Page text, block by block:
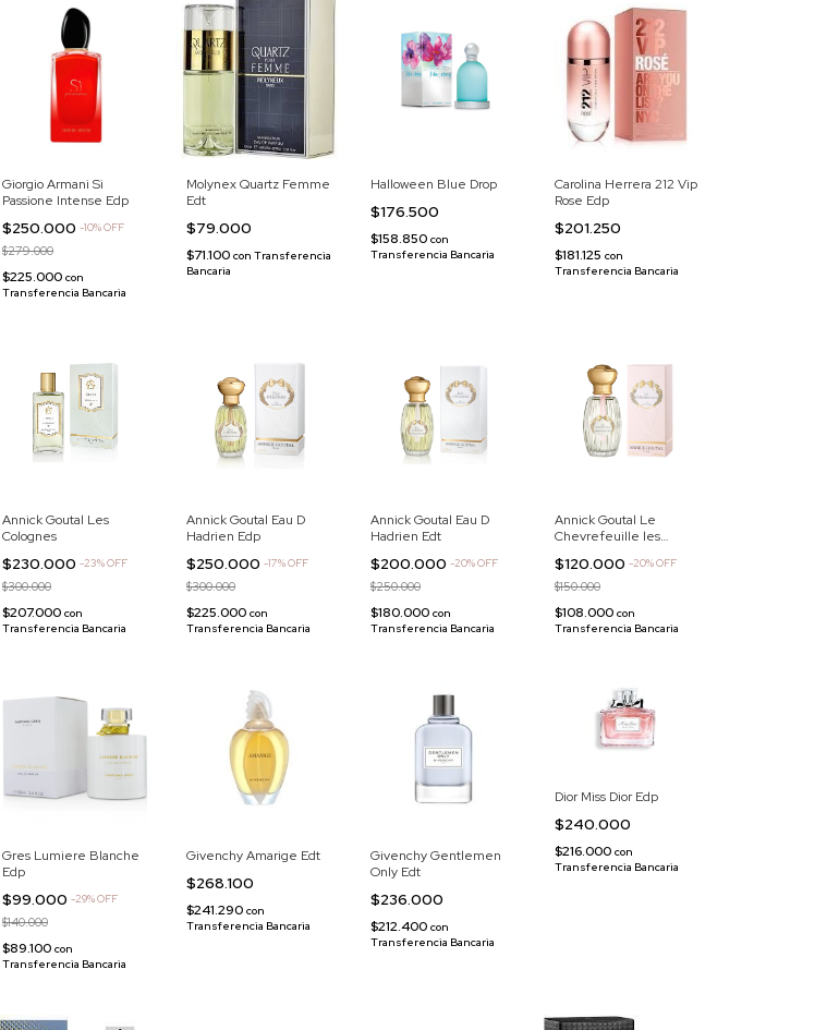
Giorgio Armani Si
Passione Intense Edp
$250.000 -10%OFF
$279.000
$225.000 con
Transferencia Bancaria
Molynex Quartz Femme
Edt
$79.000
$71.100 con Transferencia
Bancaria
Halloween Blue Drop
$176.500
$158.850 con
Transferencia Bancaria
Carolina Herrera 212 Vip
Rose Edp
$201.250
$181.125 con
Transferencia Bancaria
Annick Goutal Les
Colognes
$230.000 -23%OFF
$300.000
$207.000 con
Transferencia Bancaria
Annick Goutal Eau D
Hadrien Edp
$250.000 -17%OFF
$300.000
$225.000 con
Transferencia Bancaria
Annick Goutal Eau D
Hadrien Edt
$200.000 -20%OFF
$250.000
$180.000 con
Transferencia Bancaria
Annick Goutal Le
Chevrefeuille les
$120.000 -20%OFF
$150.000
$108.000 con
Transferencia Bancaria
Gres Lumiere Blanche
Edp
$99.000 -29%OFF
$140.000
$89.100 con
Transferencia Bancaria
Givenchy Amarige Edt
$268.100
$241.290 con
Transferencia Bancaria
Givenchy Gentlemen
Only Edt
$236.000
$212.400 con
Transferencia Bancaria
Dior Miss Dior Edp
$240.000
$216.000 con
Transferencia Bancaria